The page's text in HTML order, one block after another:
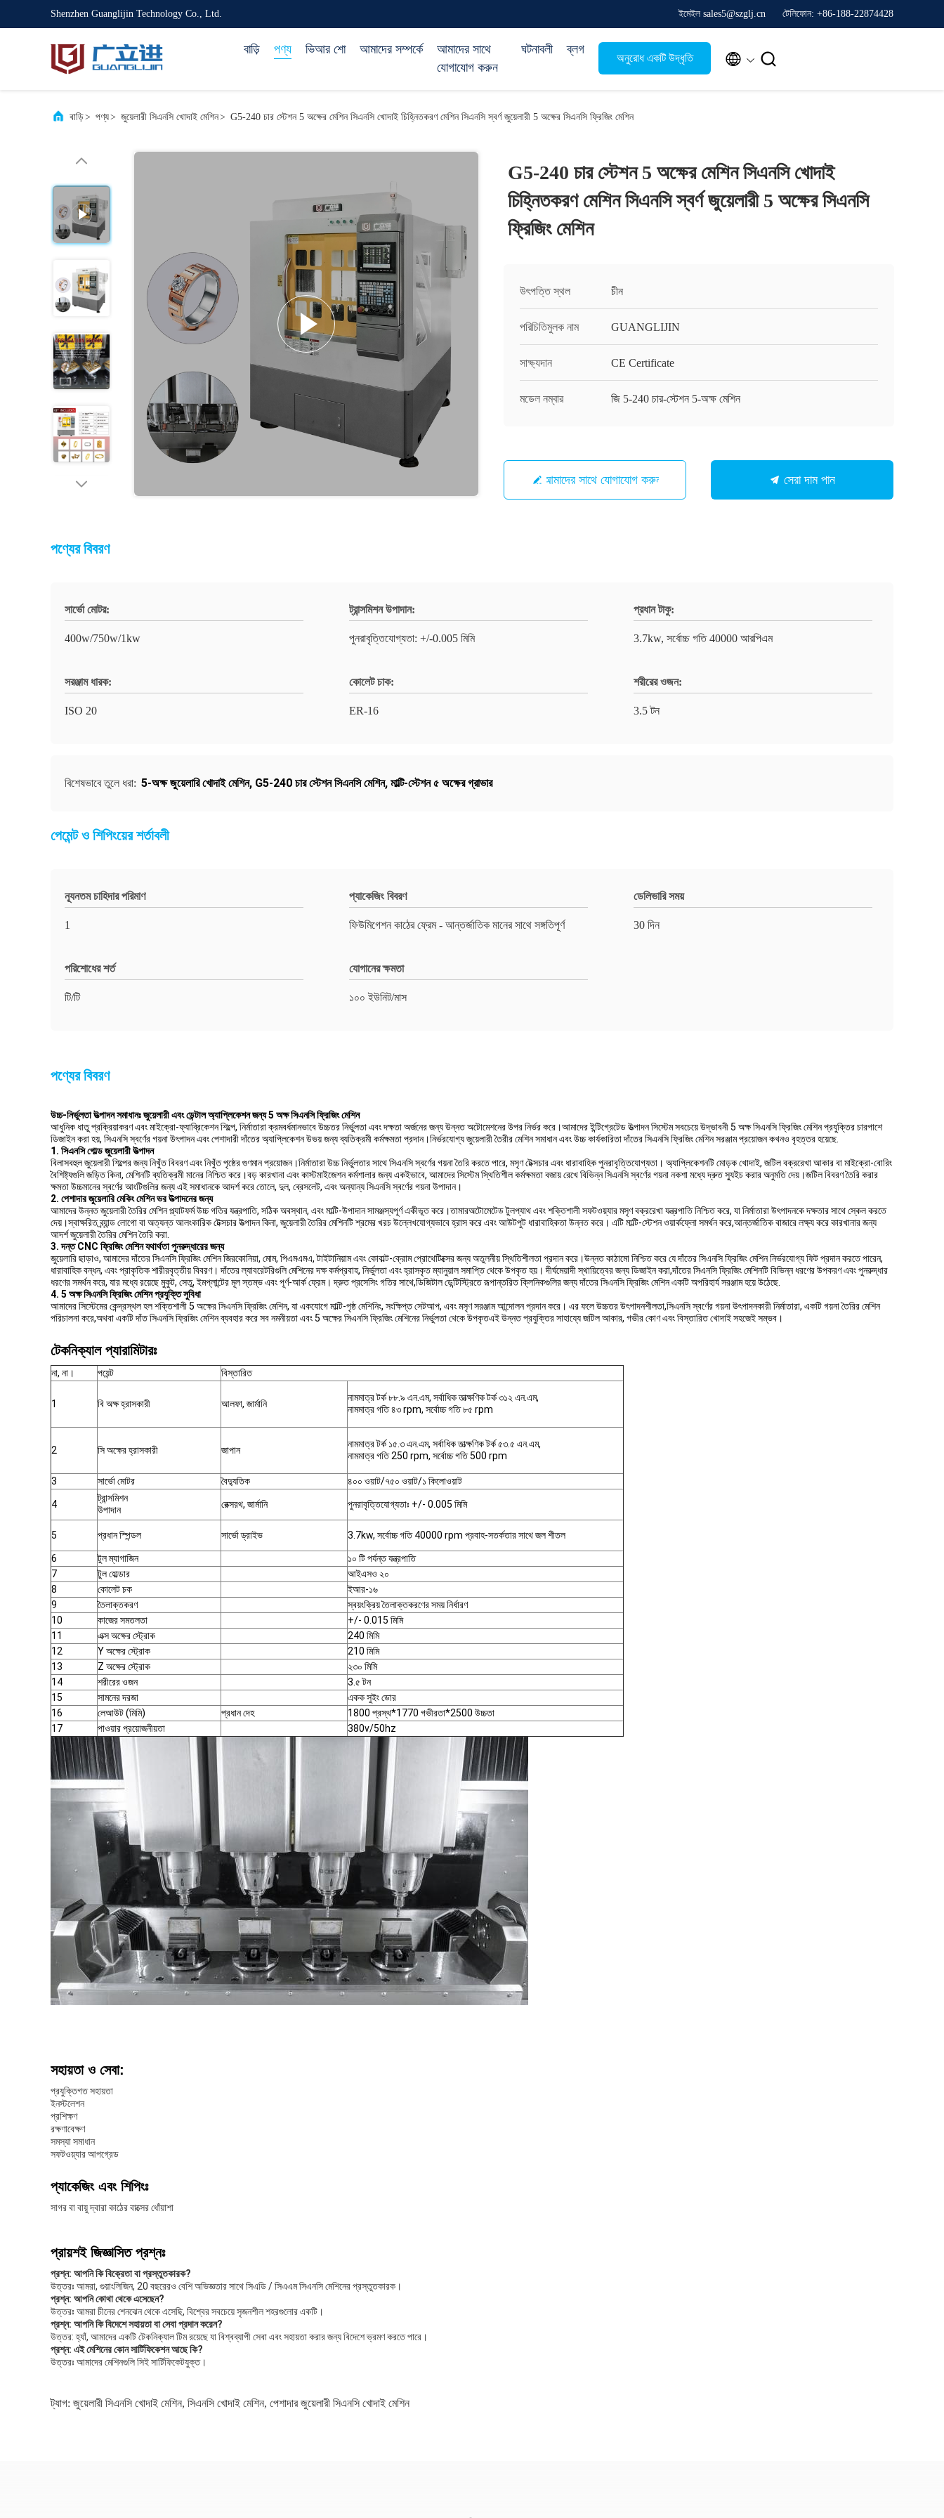
Shenzhen Guanglijin Technology Co., Ltd. ইমেইল sales5@szglj.cn টেলিফোন: +86-188-22874428
বাড়ি পণ্য ভিআর শো আমাদের সম্পর্কে
আমাদের সাথে
যোগাযোগ করুন
ঘটনাবলী ব্লগ
অনুরোধ একটি উদ্ধৃতি  
বাড়ি> পণ্য> জুয়েলারী সিএনসি খোদাই মেশিন> G5-240 চার স্টেশন 5 অক্ষের মেশিন সিএনসি খোদাই চিহ্নিতকরণ মেশিন সিএনসি স্বর্ণ জুয়েলারী 5 অক্ষের সিএনসি ফ্রিজিং মেশিন
G5-240 চার স্টেশন 5 অক্ষের মেশিন সিএনসি খোদাই
চিহ্নিতকরণ মেশিন সিএনসি স্বর্ণ জুয়েলারী 5 অক্ষের সিএনসি
ফ্রিজিং মেশিন
উৎপত্তি স্থল চীন
পরিচিতিমুলক নাম GUANGLIJIN
সাক্ষ্যদান CE Certificate
মডেল নম্বার জি 5-240 চার-স্টেশন 5-অক্ষ মেশিন
আমাদের সাথে যোগাযোগ করুন সেরা দাম পান
পণ্যের বিবরণ
সার্ভো মোটর:
400w/750w/1kw
ট্রান্সমিশন উপাদান:
পুনরাবৃত্তিযোগ্যতা: +/-0.005 মিমি
প্রধান টাকু:
3.7kw, সর্বোচ্চ গতি 40000 আরপিএম
সরঞ্জাম ধারক:
ISO 20
কোলেট চাক:
ER-16
শরীরের ওজন:
3.5 টন
বিশেষভাবে তুলে ধরা: 5-অক্ষ জুয়েলারি খোদাই মেশিন, G5-240 চার স্টেশন সিএনসি মেশিন, মাল্টি-স্টেশন ৫ অক্ষের গ্রাভার
পেমেন্ট ও শিপিংয়ের শর্তাবলী
ন্যূনতম চাহিদার পরিমাণ
1
প্যাকেজিং বিবরণ
ফিউমিগেশন কাঠের ফ্রেম - আন্তর্জাতিক মানের সাথে সঙ্গতিপূর্ণ
ডেলিভারি সময়
30 দিন
পরিশোধের শর্ত
টি/টি
যোগানের ক্ষমতা
১০০ ইউনিট/মাস
পণ্যের বিবরণ
উচ্চ-নির্ভুলতা উত্পাদন সমাধানঃ জুয়েলারী এবং ডেন্টাল অ্যাপ্লিকেশন জন্য 5 অক্ষ সিএনসি ফ্রিজিং মেশিন
আধুনিক ধাতু প্রক্রিয়াকরণ এবং মাইক্রো-ফ্যাব্রিকেশন শিল্পে, নির্মাতারা ক্রমবর্ধমানভাবে উচ্চতর নির্ভুলতা এবং দক্ষতা অর্জনের জন্য উন্নত অটোমেশনের উপর নির্ভর করে।আমাদের ইন্টিগ্রেটেড উত্পাদন সিস্টেম সবচেয়ে উদ্ভাবনী 5 অক্ষ সিএনসি ফ্রিজিং মেশিন প্রযুক্তির চারপাশে
ডিজাইন করা হয়, সিএনসি স্বর্ণের গয়না উৎপাদন এবং পেশাদারী দাঁতের অ্যাপ্লিকেশন উভয় জন্য ব্যতিক্রমী কর্মক্ষমতা প্রদান।নির্ভরযোগ্য জুয়েলারী তৈরীর মেশিন সমাধান এবং উচ্চ কার্যকারিতা দাঁতের সিএনসি ফ্রিজিং মেশিন সরঞ্জাম প্রয়োজন কখনও বৃহত্তর হয়েছে.
1. সিএনসি গোল্ড জুয়েলারী উত্পাদন
বিলাসবহুল জুয়েলারী শিল্পের জন্য নিখুঁত বিবরণ এবং নিখুঁত পৃষ্ঠের গুণমান প্রয়োজন।নির্মাতারা উচ্চ নির্ভুলতার সাথে সিএনসি স্বর্ণের গয়না তৈরি করতে পারে, মসৃণ টেক্সচার এবং ধারাবাহিক পুনরাবৃত্তিযোগ্যতা। অ্যাপ্লিকেশনটি মোড়ক খোদাই, জটিল বক্ররেখা আকার বা মাইক্রো-বোরিং
বৈশিষ্ট্যগুলি জড়িত কিনা, মেশিনটি ব্যতিক্রমী মানের নিশ্চিত করে।বড় কারখানা এবং কাস্টমাইজেশন কর্মশালার জন্য একইভাবে, আমাদের সিস্টেম স্থিতিশীল কর্মক্ষমতা বজায় রেখে বিভিন্ন সিএনসি স্বর্ণের গয়না নকশা মধ্যে দ্রুত স্যুইচ করার অনুমতি দেয়।জটিল বিবরণ তৈরি করার
ক্ষমতা উচ্চমানের স্বর্ণের আংটিগুলির জন্য এই সমাধানকে আদর্শ করে তোলে, দুল, ব্রেসলেট, এবং অন্যান্য সিএনসি স্বর্ণের গয়না উপাদান।
2. পেশাদার জুয়েলারি মেকিং মেশিন ভর উত্পাদনের জন্য
আমাদের উন্নত জুয়েলারী তৈরির মেশিন প্ল্যাটফর্ম উচ্চ গতির যন্ত্রপাতি, সঠিক অবস্থান, এবং মাল্টি-উপাদান সামঞ্জস্যপূর্ণ একীভূত করে।তামারঅটোমেটেড টুলপ্যাথ এবং শক্তিশালী সফটওয়্যার মসৃণ বক্ররেখা যন্ত্রপাতি নিশ্চিত করে, যা নির্মাতারা উৎপাদনকে দক্ষতার সাথে স্কেল করতে
দেয়।স্বাক্ষরিত ব্র্যান্ড লোগো বা অত্যন্ত আলংকারিক টেক্সচার উত্পাদন কিনা, জুয়েলারী তৈরির মেশিনটি শ্রমের খরচ উল্লেখযোগ্যভাবে হ্রাস করে এবং আউটপুট ধারাবাহিকতা উন্নত করে। এটি মাল্টি-স্টেশন ওয়ার্কফ্লো সমর্থন করে,আন্তর্জাতিক বাজারে লক্ষ্য করে কারখানার জন্য
আদর্শ জুয়েলারী তৈরির মেশিন তৈরি করা.
3. দন্ত CNC ফ্রিজিং মেশিন যথার্থতা পুনরুদ্ধারের জন্য
জুয়েলারি ছাড়াও, আমাদের দাঁতের সিএনসি ফ্রিজিং মেশিন জিরকোনিয়া, মোম, পিএমএমএ, টাইটানিয়াম এবং কোবাল্ট-ক্রোম প্রোথেটিক্সের জন্য অতুলনীয় স্থিতিশীলতা প্রদান করে।উন্নত কাঠামো নিশ্চিত করে যে দাঁতের সিএনসি ফ্রিজিং মেশিন নির্ভরযোগ্য ফিট প্রদান করতে পারেন,
ধারাবাহিক বন্ধন, এবং প্রাকৃতিক শারীরবৃত্তীয় বিবরণ। দাঁতের ল্যাবরেটরিগুলি মেশিনের দক্ষ কর্মপ্রবাহ, নির্ভুলতা এবং হ্রাসকৃত ম্যানুয়াল সমাপ্তি থেকে উপকৃত হয়। দীর্ঘমেয়াদী স্থায়িত্বের জন্য ডিজাইন করা,দাঁতের সিএনসি ফ্রিজিং মেশিনটি বিভিন্ন ধরণের উপকরণ এবং পুনরুদ্ধার
ধরণের সমর্থন করে, যার মধ্যে রয়েছে মুকুট, সেতু, ইমপ্লান্টের মূল স্তম্ভ এবং পূর্ণ-আর্ক ফ্রেম। দ্রুত প্রসেসিং গতির সাথে,ডিজিটাল ডেন্টিস্ট্রিতে রূপান্তরিত ক্লিনিকগুলির জন্য দাঁতের সিএনসি ফ্রিজিং মেশিন একটি অপরিহার্য সরঞ্জাম হয়ে উঠেছে.
4. 5 অক্ষ সিএনসি ফ্রিজিং মেশিন প্রযুক্তি সুবিধা
আমাদের সিস্টেমের কেন্দ্রস্থল হল শক্তিশালী 5 অক্ষের সিএনসি ফ্রিজিং মেশিন, যা একযোগে মাল্টি-পৃষ্ঠ মেশিনিং, সংক্ষিপ্ত সেটআপ, এবং মসৃণ সরঞ্জাম আন্দোলন প্রদান করে। এর ফলে উচ্চতর উৎপাদনশীলতা,সিএনসি স্বর্ণের গয়না উৎপাদনকারী নির্মাতারা, একটি গয়না তৈরির মেশিন
পরিচালনা করে,অথবা একটি দাঁত সিএনসি ফ্রিজিং মেশিন ব্যবহার করে সব নমনীয়তা এবং 5 অক্ষের সিএনসি ফ্রিজিং মেশিনের নির্ভুলতা থেকে উপকৃতএই উন্নত প্রযুক্তির সাহায্যে জটিল আকার, গভীর কোণ এবং বিস্তারিত খোদাই সহজেই সম্ভব।
টেকনিক্যাল প্যারামিটারঃ
না, না। পয়েন্ট বিস্তারিত
1 বি অক্ষ হ্রাসকারী আলফা, জার্মানি
নামমাত্র টর্ক ৮৮.৯ এন.এম, সর্বাধিক তাত্ক্ষণিক টর্ক ৩১২ এন.এম,
নামমাত্র গতি ৪৩ rpm, সর্বোচ্চ গতি ৮৫ rpm
2 সি অক্ষের হ্রাসকারী জাপান
নামমাত্র টর্ক ১৫.৩ এন.এম, সর্বাধিক তাত্ক্ষণিক টর্ক ৫৩.৫ এন.এম,
নামমাত্র গতি 250 rpm, সর্বোচ্চ গতি 500 rpm
3 সার্ভো মোটর বৈদ্যুতিক ৪০০ ওয়াট/৭৫০ ওয়াট/১ কিলোওয়াট
4
ট্রান্সমিশন
উপাদান
রেক্সরথ, জার্মানি পুনরাবৃত্তিযোগ্যতাঃ +/- 0.005 মিমি
5 প্রধান স্পিন্ডল সার্ভো ড্রাইভ 3.7kw, সর্বোচ্চ গতি 40000 rpm প্রবাহ-সতর্কতার সাথে জল শীতল
6 টুল ম্যাগাজিন
১০ টি পর্যন্ত যন্ত্রপাতি
7
টুল হোল্ডার
আইএসও ২০
8
কোলেট চক
ইআর-১৬
9
তৈলাক্তকরণ
স্বয়ংক্রিয় তৈলাক্তকরণের সময় নির্ধারণ
10
কাজের সমতলতা
+/- 0.015 মিমি
11
এক্স অক্ষের স্ট্রোক
240 মিমি
12
Y অক্ষের স্ট্রোক
210 মিমি
13
Z অক্ষের স্ট্রোক
২৩০ মিমি
14
শরীরের ওজন
3.৫ টন
15
সামনের দরজা
একক সুইং ডোর
16
লেআউট (মিমি) প্রধান দেহ
1800 প্রস্থ*1770 গভীরতা*2500 উচ্চতা
17
পাওয়ার প্রয়োজনীয়তা 380v/50hz
সহায়তা ও সেবা:
প্রযুক্তিগত সহায়তা
ইনস্টলেশন
প্রশিক্ষণ
রক্ষণাবেক্ষণ
সমস্যা সমাধান
সফটওয়্যার আপগ্রেড
প্যাকেজিং এবং শিপিংঃ
সাগর বা বায়ু দ্বারা কাঠের বাক্সের ধোঁয়াশা
প্রায়শই জিজ্ঞাসিত প্রশ্নঃ
প্রশ্ন: আপনি কি বিক্রেতা বা প্রস্তুতকারক?
উত্তরঃ আমরা, গুয়াংলিজিন, 20 বছরেরও বেশি অভিজ্ঞতার সাথে সিএডি / সিএএম সিএনসি মেশিনের প্রস্তুতকারক।
প্রশ্ন: আপনি কোথা থেকে এসেছেন?
উত্তরঃ আমরা চীনের শেনঝেন থেকে এসেছি, বিশ্বের সবচেয়ে সৃজনশীল শহরগুলোর একটি।
প্রশ্ন: আপনি কি বিদেশে সহায়তা বা সেবা প্রদান করেন?
উত্তর: হ্যাঁ, আমাদের একটি টেকনিক্যাল টিম রয়েছে যা বিশ্বব্যাপী সেবা এবং সহায়তা করার জন্য বিদেশে ভ্রমণ করতে পারে।
প্রশ্ন: এই মেশিনের কোন সার্টিফিকেশন আছে কি?
উত্তরঃ আমাদের মেশিনগুলি সিই সার্টিফিকেটযুক্ত।
ট্যাগ: জুয়েলারী সিএনসি খোদাই মেশিন, সিএনসি খোদাই মেশিন, পেশাদার জুয়েলারী সিএনসি খোদাই মেশিন